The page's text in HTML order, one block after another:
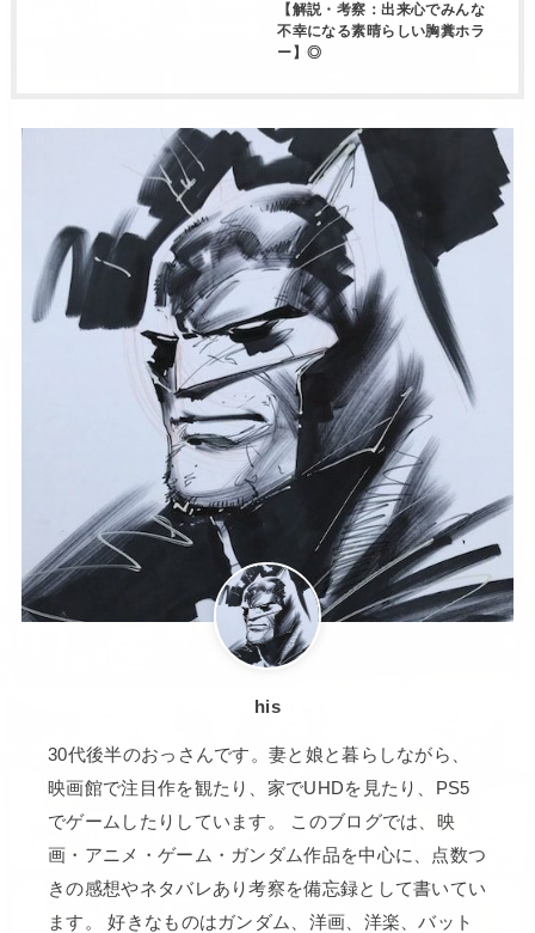
【解説・考察：出来心でみんな
不幸になる素晴らしい胸糞ホラ
ー】◎
his
30代後半のおっさんです。妻と娘と暮らしながら、
映画館で注目作を観たり、家でUHDを見たり、PS5
でゲームしたりしています。 このブログでは、映
画・アニメ・ゲーム・ガンダム作品を中心に、点数つ
きの感想やネタバレあり考察を備忘録として書いてい
ます。 好きなものはガンダム、洋画、洋楽、バット